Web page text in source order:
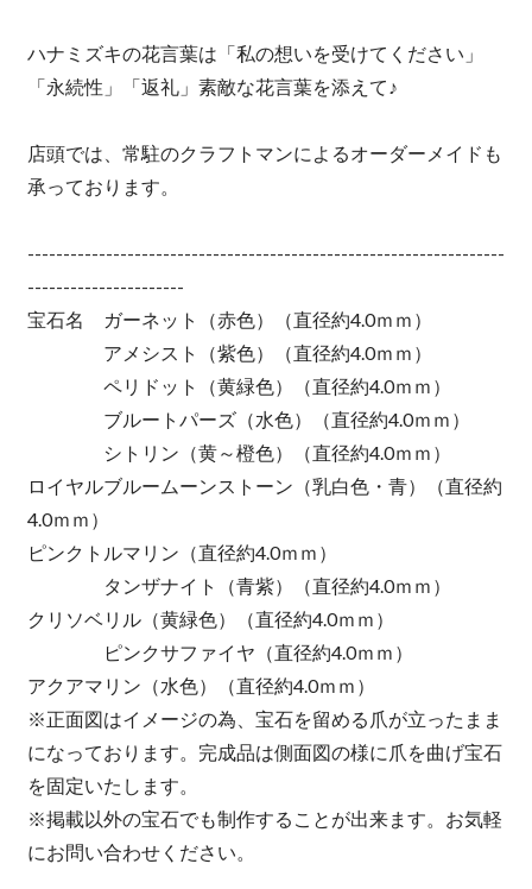
ハナミズキの花言葉は「私の想いを受けてください」
「永続性」「返礼」素敵な花言葉を添えて♪
店頭では、常駐のクラフトマンによるオーダーメイドも
承っております。
-------------------------------------------------------------------
----------------------
宝石名 ガーネット（赤色）（直径約4.0ｍｍ）
アメシスト（紫色）（直径約4.0ｍｍ）
ペリドット（黄緑色）（直径約4.0ｍｍ）
ブルートパーズ（水色）（直径約4.0ｍｍ）
シトリン（黄～橙色）（直径約4.0ｍｍ）
ロイヤルブルームーンストーン（乳白色・青）（直径約
4.0ｍｍ）
ピンクトルマリン（直径約4.0ｍｍ）
タンザナイト（青紫）（直径約4.0ｍｍ）
クリソベリル（黄緑色）（直径約4.0ｍｍ）
ピンクサファイヤ（直径約4.0ｍｍ）
アクアマリン（水色）（直径約4.0ｍｍ）
※正面図はイメージの為、宝石を留める爪が立ったまま
になっております。完成品は側面図の様に爪を曲げ宝石
を固定いたします。
※掲載以外の宝石でも制作することが出来ます。お気軽
にお問い合わせください。